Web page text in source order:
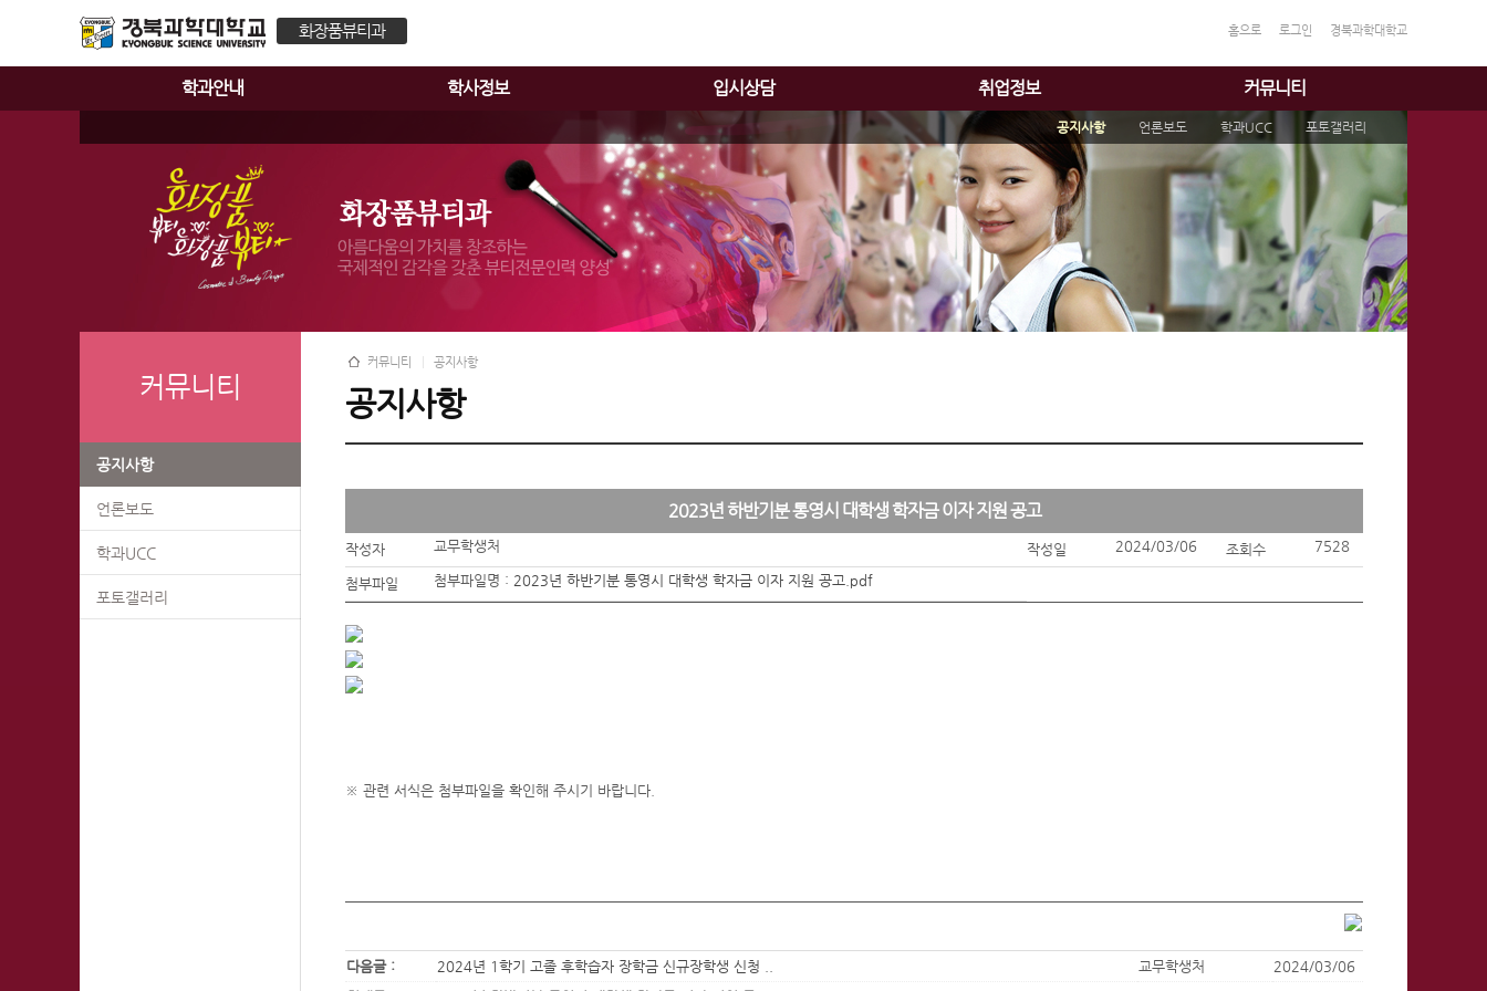
화장품뷰티과 홈으로 로그인 경북과학대학교
학과안내 학사정보 입시상담 취업정보 커뮤니티
공지사항 언론보도 학과UCC 포토갤러리
커뮤니티
공지사항
언론보도
학과UCC
포토갤러리
커뮤니티 공지사항
공지사항
2023년 하반기분 통영시 대학생 학자금 이자 지원 공고
작성자 교무학생처 작성일 2024/03/06 조회수 7528
첨부파일 첨부파일명 : 2023년 하반기분 통영시 대학생 학자금 이자 지원 공고.pdf
※ 관련 서식은 첨부파일을 확인해 주시기 바랍니다.
다음글 : 2024년 1학기 고졸 후학습자 장학금 신규장학생 신청 .. 교무학생처
2024/03/06